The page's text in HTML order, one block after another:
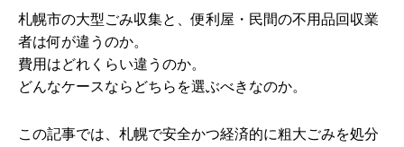
札幌市の大型ごみ収集と、便利屋・民間の不用品回収業
者は何が違うのか。
費用はどれくらい違うのか。
どんなケースならどちらを選ぶべきなのか。
この記事では、札幌で安全かつ経済的に粗大ごみを処分